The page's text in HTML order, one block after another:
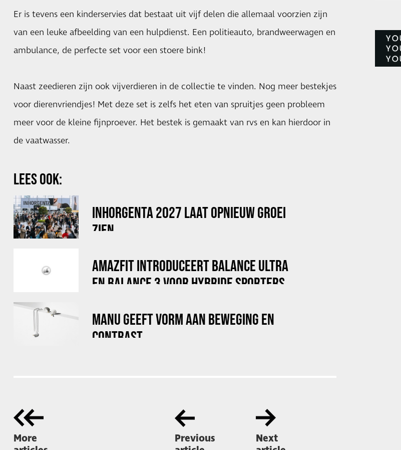
Er is tevens een kinderservies dat bestaat uit vijf delen die allemaal voorzien zijn
van een leuke afbeelding van een hulpdienst. Een politieauto, brandweerwagen en
ambulance, de perfecte set voor een stoere bink!
Naast zeedieren zijn ook vijverdieren in de collectie te vinden. Nog meer bestekjes
voor dierenvriendjes! Met deze set is zelfs het eten van spruitjes geen probleem
meer voor de kleine fijnproever. Het bestek is gemaakt van rvs en kan hierdoor in
de vaatwasser.
LEES OOK:
INHORGENTA 2027 LAAT OPNIEUW GROEI
ZIEN
AMAZFIT INTRODUCEERT BALANCE ULTRA
EN BALANCE 3 VOOR HYBRIDE SPORTERS
MANU GEEFT VORM AAN BEWEGING EN
CONTRAST
More
Previous
Next